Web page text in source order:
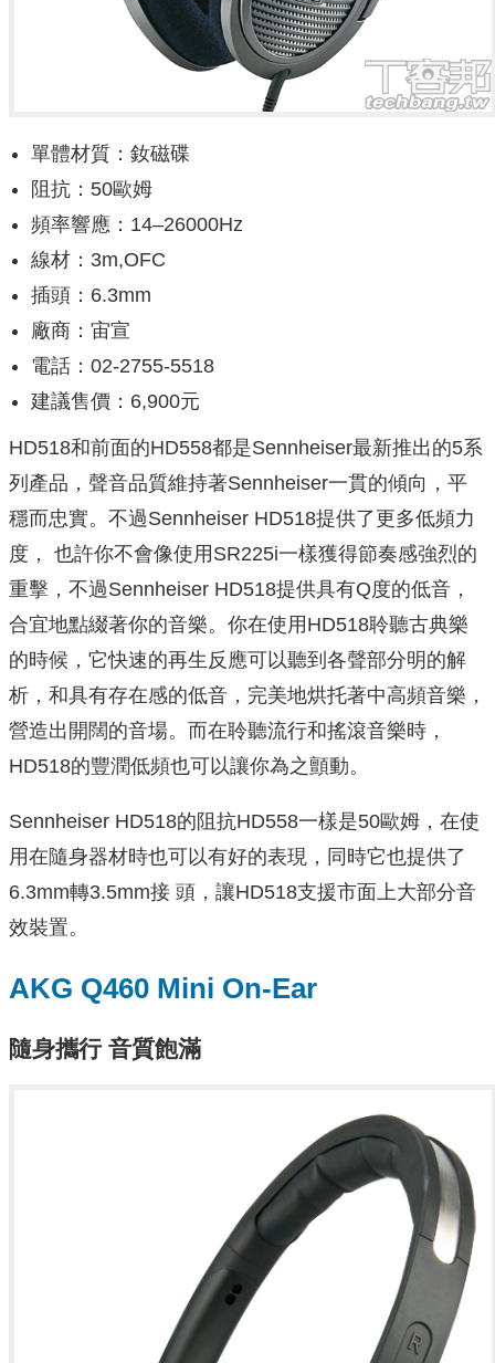
單體材質：釹磁碟
阻抗：50歐姆
頻率響應：14–26000Hz
線材：3m,OFC
插頭：6.3mm
廠商：宙宣
電話：02-2755-5518
建議售價：6,900元
HD518和前面的HD558都是Sennheiser最新推出的5系
列產品，聲音品質維持著Sennheiser一貫的傾向，平
穩而忠實。不過Sennheiser HD518提供了更多低頻力
度， 也許你不會像使用SR225i一樣獲得節奏感強烈的
重擊，不過Sennheiser HD518提供具有Q度的低音，
合宜地點綴著你的音樂。你在使用HD518聆聽古典樂
的時候，它快速的再生反應可以聽到各聲部分明的解
析，和具有存在感的低音，完美地烘托著中高頻音樂，
營造出開闊的音場。而在聆聽流行和搖滾音樂時，
HD518的豐潤低頻也可以讓你為之顫動。
Sennheiser HD518的阻抗HD558一樣是50歐姆，在使
用在隨身器材時也可以有好的表現，同時它也提供了
6.3mm轉3.5mm接 頭，讓HD518支援市面上大部分音
效裝置。
AKG Q460 Mini On-Ear
隨身攜行 音質飽滿